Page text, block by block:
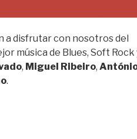
a disfrutar con nosotros del
música de Blues, Soft Rock
, Miguel Ribeiro,
.